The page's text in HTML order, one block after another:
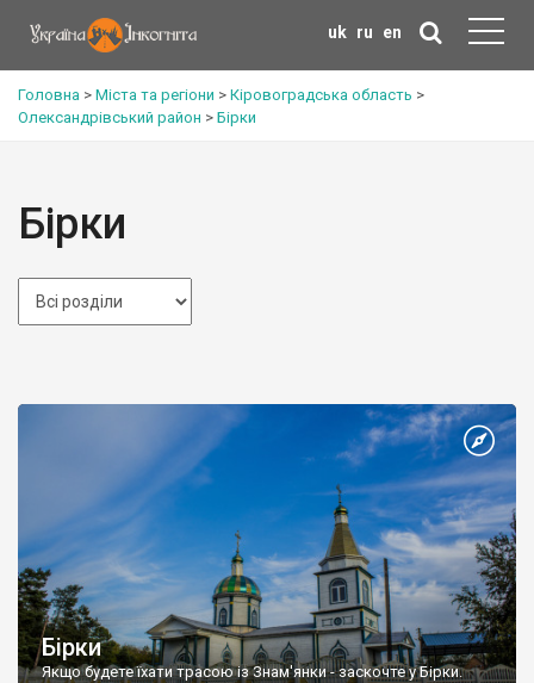
uk ru en
Головна > Міста та регіони > Кіровоградська область >
Олександрівський район > Бірки
Бірки
Бірки
Якщо будете їхати трасою із Знам'янки - заскочте у Бірки.